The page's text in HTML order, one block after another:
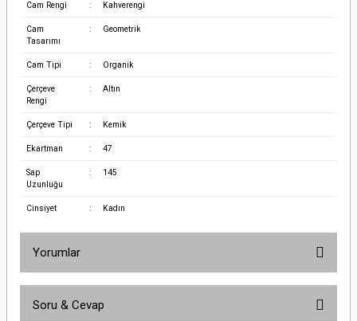
Cam Rengi : Kahverengi
Cam
Tasarımı
: Geometrik
Cam Tipi : Organik
Çerçeve
Rengi
: Altın
Çerçeve Tipi : Kemik
Ekartman : 47
Sap
Uzunluğu
: 145
Cinsiyet : Kadın
Yorumlar
Soru & Cevap